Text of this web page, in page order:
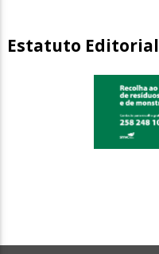
Estatuto Editorial